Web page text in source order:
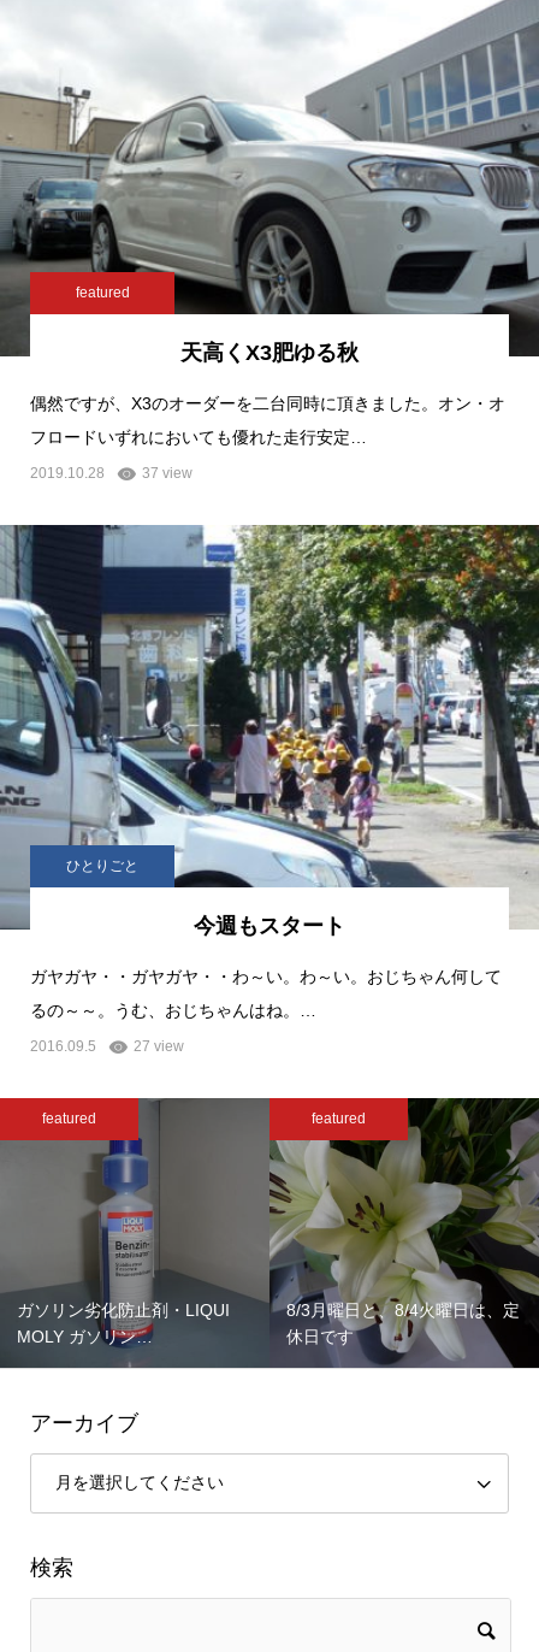
featured
天高くX3肥ゆる秋
偶然ですが、X3のオーダーを二台同時に頂きました。オン・オ
フロードいずれにおいても優れた走行安定…
2019.10.28 37 view
ひとりごと
今週もスタート
ガヤガヤ・・ガヤガヤ・・わ～い。わ～い。おじちゃん何して
るの～～。うむ、おじちゃんはね。…
2016.09.5 27 view
featured
ガソリン劣化防止剤・LIQUI
MOLY ガソリン…
featured
8/3月曜日と、8/4火曜日は、定
休日です
アーカイブ
検索